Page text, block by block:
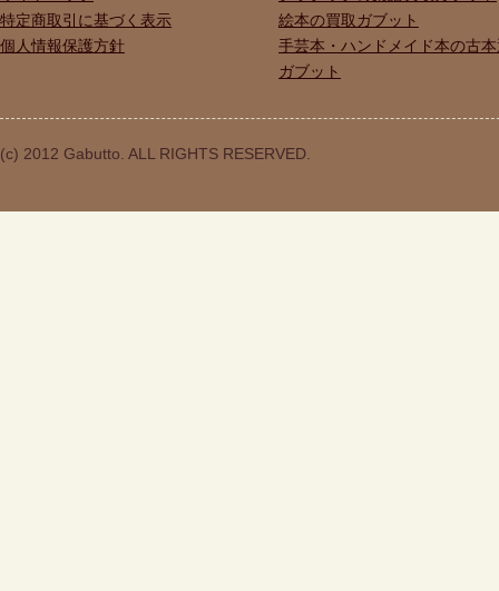
特定商取引に基づく表示
個人情報保護方針
絵本の買取ガブット
手芸本・ハンドメイド本の古
ガブット
(c) 2012 Gabutto. ALL RIGHTS RESERVED.